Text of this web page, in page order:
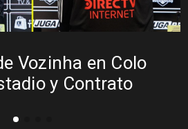
Vozinha en Colo
y Contrato